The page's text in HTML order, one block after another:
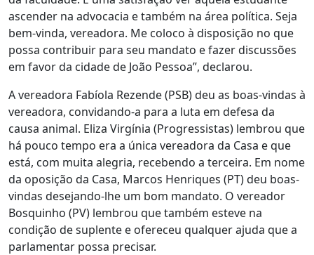
ascender na advocacia e também na área política. Seja
bem-vinda, vereadora. Me coloco à disposição no que
possa contribuir para seu mandato e fazer discussões
em favor da cidade de João Pessoa”, declarou.
A vereadora Fabíola Rezende (PSB) deu as boas-vindas à
vereadora, convidando-a para a luta em defesa da
causa animal. Eliza Virgínia (Progressistas) lembrou que
há pouco tempo era a única vereadora da Casa e que
está, com muita alegria, recebendo a terceira. Em nome
da oposição da Casa, Marcos Henriques (PT) deu boas-
vindas desejando-lhe um bom mandato. O vereador
Bosquinho (PV) lembrou que também esteve na
condição de suplente e ofereceu qualquer ajuda que a
parlamentar possa precisar.